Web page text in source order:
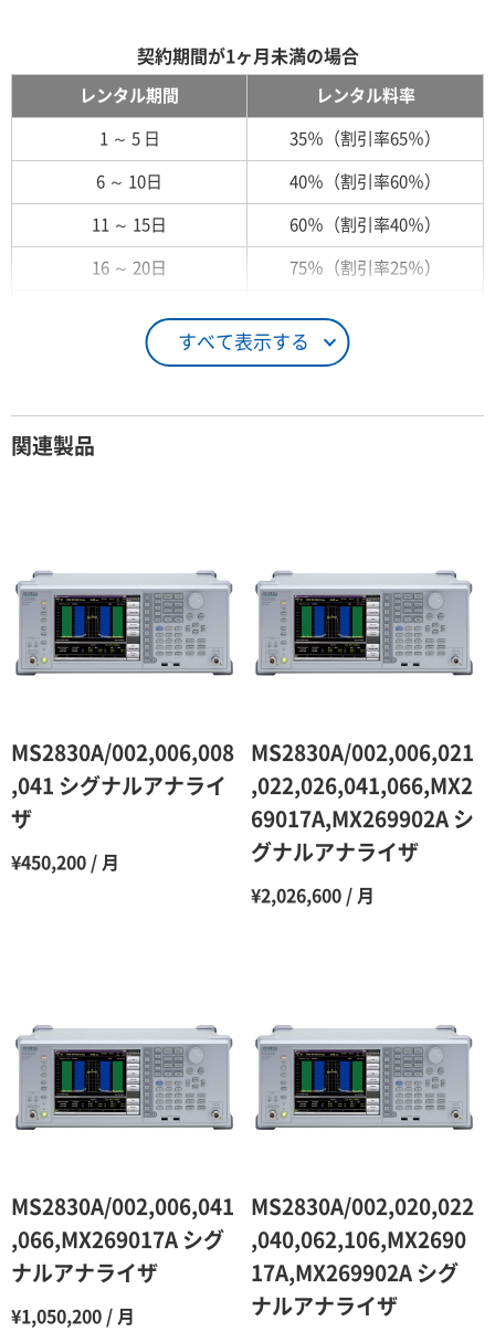
すべて表示する
契約期間が1ヶ月未満の場合
レンタル期間 レンタル料率
1 ～ 5 日 35％（割引率65％）
6 ～ 10日 40％（割引率60％）
11 ～ 15日 60％（割引率40％）
16 ～ 20日 75％（割引率25％）
26日 ～ 1ヶ月 100％（割引率 0％）
3ヶ月 80％（割引率20％）
4ヶ月 75％（割引率25％）
7ヶ月 60％（割引率 40％）
55％（割引率45％）
9ヶ月 50％（割引率50％）
48％（割引率52％）
関連製品
MS2830A/002,006,008
,041 シグナルアナライ
ザ
¥450,200 / 月
MS2830A/002,006,021
,022,026,041,066,MX2
69017A,MX269902A シ
グナルアナライザ
¥2,026,600 / 月
MS2830A/002,006,041
,066,MX269017A シグ
ナルアナライザ
¥1,050,200 / 月
MS2830A/002,020,022
,040,062,106,MX2690
17A,MX269902A シグ
ナルアナライザ